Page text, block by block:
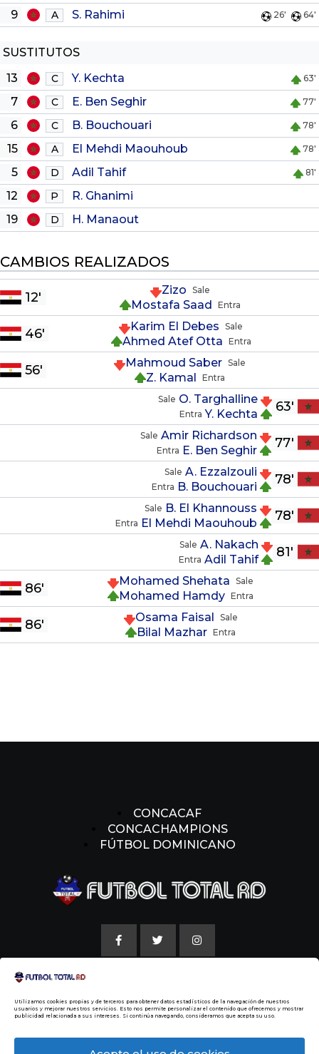
Utilizamos cookies propias y de terceros para obtener datos estadísticos de la navegación de nuestros
usuarios y mejorar nuestros servicios. Esto nos permite personalizar el contenido que ofrecemos y mostrar
publicidad relacionada a sus intereses. Si continúa navegando, consideramos que acepta su uso.
9 A S. Rahimi 26' 64'
SUSTITUTOS
13
C Y. Kechta 63'
7 C E. Ben Seghir 77'
6 C B. Bouchouari 78'
15 A El Mehdi Maouhoub 78'
5 D Adil Tahif 81'
12 P
R. Ghanimi
19
D H. Manaout
CAMBIOS REALIZADOS
Sale
Zizo
Entra
Mostafa Saad
12'
Sale
Karim El Debes
Entra
Ahmed Atef Otta
46'
Sale
Mahmoud Saber
Entra
Z. Kamal
56'
63'
Sale O. Targhalline
Entra Y. Kechta
77'
Sale Amir Richardson
Entra E. Ben Seghir
78'
Sale A. Ezzalzouli
Entra B. Bouchouari
78'
Sale B. El Khannouss
Entra El Mehdi Maouhoub
81'
Sale A. Nakach
Entra Adil Tahif
Sale
Mohamed Shehata
Entra
Mohamed Hamdy
86'
Sale
Osama Faisal
Entra
Bilal Mazhar
86'
CONCACAF
CONCACHAMPIONS
FÚTBOL DOMINICANO
POLITICAS DE COOKIE